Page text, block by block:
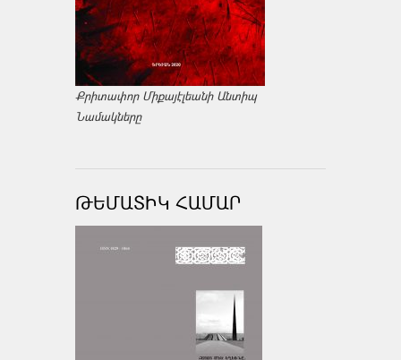
Քրիտափոր Միքայէլեանի Անտիպ
Նամակները
ԹԵՄԱՏԻԿ ՀԱՄԱՐ